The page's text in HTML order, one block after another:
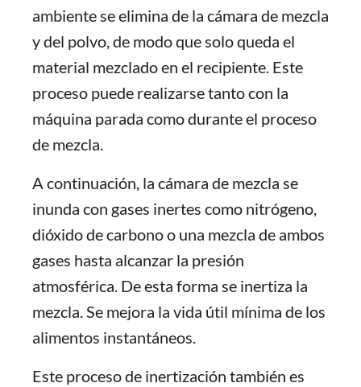
ambiente se elimina de la cámara de mezcla
y del polvo, de modo que solo queda el
material mezclado en el recipiente. Este
proceso puede realizarse tanto con la
máquina parada como durante el proceso
de mezcla.
A continuación, la cámara de mezcla se
inunda con gases inertes como nitrógeno,
dióxido de carbono o una mezcla de ambos
gases hasta alcanzar la presión
atmosférica. De esta forma se inertiza la
mezcla. Se mejora la vida útil mínima de los
alimentos instantáneos.
Este proceso de inertización también es